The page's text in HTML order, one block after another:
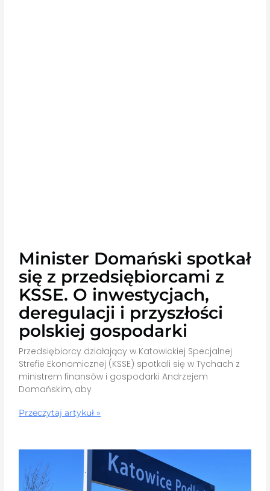
Minister Domański spotkał
się z przedsiębiorcami z
KSSE. O inwestycjach,
deregulacji i przyszłości
polskiej gospodarki
Przedsiębiorcy działający w Katowickiej Specjalnej
Strefie Ekonomicznej (KSSE) spotkali się w Tychach z
ministrem finansów i gospodarki Andrzejem
Domańskim, aby
Przeczytaj artykuł »